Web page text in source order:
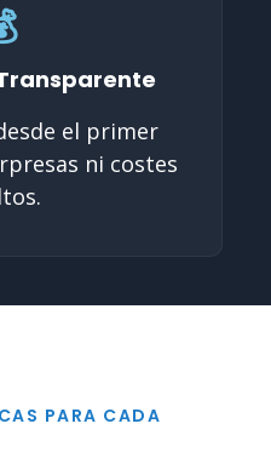
el primer
ni costes
PARA CADA